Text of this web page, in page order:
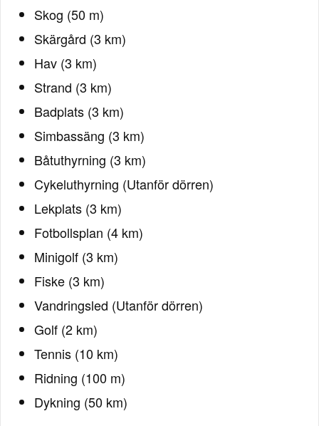
Skog (50 m)
Skärgård (3 km)
Hav (3 km)
Strand (3 km)
Badplats (3 km)
Simbassäng (3 km)
Båtuthyrning (3 km)
Cykeluthyrning (Utanför dörren)
Lekplats (3 km)
Fotbollsplan (4 km)
Minigolf (3 km)
Fiske (3 km)
Vandringsled (Utanför dörren)
Golf (2 km)
Tennis (10 km)
Ridning (100 m)
Dykning (50 km)